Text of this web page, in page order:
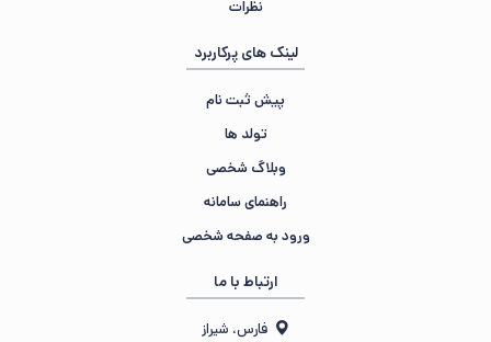
نظرات
لینک های پرکاربرد
پیش ثبت نام
تولد ها
وبلاگ شخصی
راهنمای سامانه
ورود به صفحه شخصی
ارتباط با ما
فارس، شیراز